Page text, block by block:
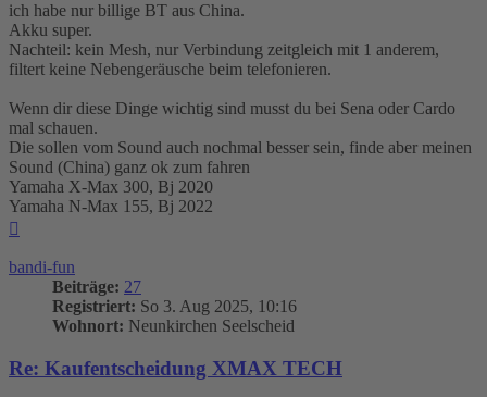
ich habe nur billige BT aus China.
Akku super.
Nachteil: kein Mesh, nur Verbindung zeitgleich mit 1 anderem,
filtert keine Nebengeräusche beim telefonieren.
Wenn dir diese Dinge wichtig sind musst du bei Sena oder Cardo
mal schauen.
Die sollen vom Sound auch nochmal besser sein, finde aber meinen
Sound (China) ganz ok zum fahren
Yamaha X-Max 300, Bj 2020
Yamaha N-Max 155, Bj 2022
bandi-fun
Beiträge: 27
Registriert: So 3. Aug 2025, 10:16
Wohnort: Neunkirchen Seelscheid
Re: Kaufentscheidung XMAX TECH